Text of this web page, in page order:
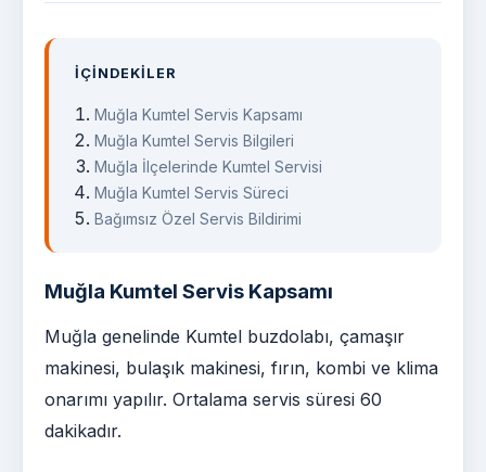
İÇINDEKILER
Muğla Kumtel Servis Kapsamı
Muğla Kumtel Servis Bilgileri
Muğla İlçelerinde Kumtel Servisi
Muğla Kumtel Servis Süreci
Bağımsız Özel Servis Bildirimi
Muğla Kumtel Servis Kapsamı
Muğla genelinde Kumtel buzdolabı, çamaşır
makinesi, bulaşık makinesi, fırın, kombi ve klima
onarımı yapılır. Ortalama servis süresi 60
dakikadır.